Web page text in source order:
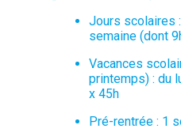
Jours scolaires
semaine (dont
Vacances
printemps) : du
x 45h
Pré-rentrée : 1